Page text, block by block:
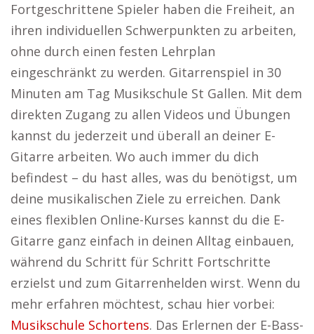
Fortgeschrittene Spieler haben die Freiheit, an
ihren individuellen Schwerpunkten zu arbeiten,
ohne durch einen festen Lehrplan
eingeschränkt zu werden. Gitarrenspiel in 30
Minuten am Tag Musikschule St Gallen. Mit dem
direkten Zugang zu allen Videos und Übungen
kannst du jederzeit und überall an deiner E-
Gitarre arbeiten. Wo auch immer du dich
befindest – du hast alles, was du benötigst, um
deine musikalischen Ziele zu erreichen. Dank
eines flexiblen Online-Kurses kannst du die E-
Gitarre ganz einfach in deinen Alltag einbauen,
während du Schritt für Schritt Fortschritte
erzielst und zum Gitarrenhelden wirst. Wenn du
mehr erfahren möchtest, schau hier vorbei:
Musikschule Schortens. Das Erlernen der E-Bass-